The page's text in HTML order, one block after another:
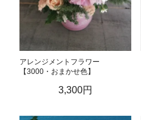
アレンジメントフラワー
【3000・おまかせ色】
3,300円